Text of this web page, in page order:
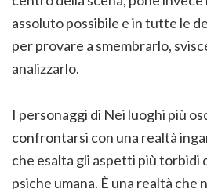
assoluto possibile e in tutte le
per provare a smembrarlo,
analizzarlo.
I personaggi di Nei luoghi più
confrontarsi con una realtà
che esalta gli aspetti più torbidi
psiche umana. È una realtà che